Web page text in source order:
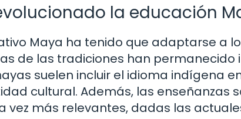
la educación
Maya ha tenido que adaptarse a
de las tradiciones han permanecido
suelen incluir el idioma indígena
cultural. Además, las enseñanzas
vez más relevantes, dadas las